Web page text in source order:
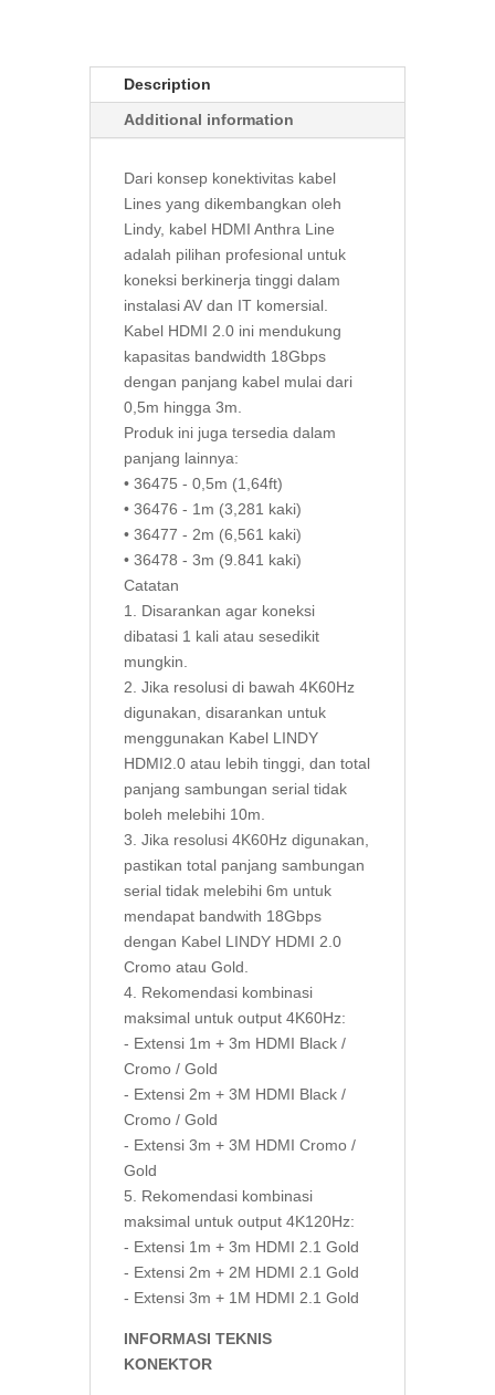
quantity
Description
Additional information
Dari konsep konektivitas kabel
Lines yang dikembangkan oleh
Lindy, kabel HDMI Anthra Line
adalah pilihan profesional untuk
koneksi berkinerja tinggi dalam
instalasi AV dan IT komersial.
Kabel HDMI 2.0 ini mendukung
kapasitas bandwidth 18Gbps
dengan panjang kabel mulai dari
0,5m hingga 3m.
Produk ini juga tersedia dalam
panjang lainnya:
• 36475 - 0,5m (1,64ft)
• 36476 - 1m (3,281 kaki)
• 36477 - 2m (6,561 kaki)
• 36478 - 3m (9.841 kaki)
Catatan
1. Disarankan agar koneksi
dibatasi 1 kali atau sesedikit
mungkin.
2. Jika resolusi di bawah 4K60Hz
digunakan, disarankan untuk
menggunakan Kabel LINDY
HDMI2.0 atau lebih tinggi, dan total
panjang sambungan serial tidak
boleh melebihi 10m.
3. Jika resolusi 4K60Hz digunakan,
pastikan total panjang sambungan
serial tidak melebihi 6m untuk
mendapat bandwith 18Gbps
dengan Kabel LINDY HDMI 2.0
Cromo atau Gold.
4. Rekomendasi kombinasi
maksimal untuk output 4K60Hz:
- Extensi 1m + 3m HDMI Black /
Cromo / Gold
- Extensi 2m + 3M HDMI Black /
Cromo / Gold
- Extensi 3m + 3M HDMI Cromo /
Gold
5. Rekomendasi kombinasi
maksimal untuk output 4K120Hz:
- Extensi 1m + 3m HDMI 2.1 Gold
- Extensi 2m + 2M HDMI 2.1 Gold
- Extensi 3m + 1M HDMI 2.1 Gold
INFORMASI TEKNIS
KONEKTOR